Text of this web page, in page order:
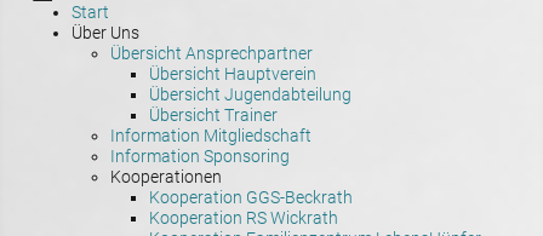
Start
Über Uns
Übersicht Ansprechpartner
Übersicht Hauptverein
Übersicht Jugendabteilung
Übersicht Trainer
Information Mitgliedschaft
Information Sponsoring
Kooperationen
Kooperation GGS-Beckrath
Kooperation RS Wickrath